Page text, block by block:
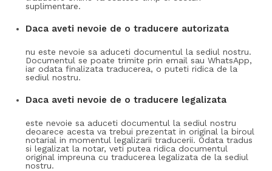
suplimentare.
Daca aveti nevoie de o traducere autorizata
nu este nevoie sa aduceti documentul la sediul nostru.
Documentul se poate trimite prin email sau WhatsApp,
iar odata finalizata traducerea, o puteti ridica de la
sediul nostru.
Daca aveti nevoie de o traducere legalizata
este nevoie sa aduceti documentul la sediul nostru
deoarece acesta va trebui prezentat in original la biroul
notarial in momentul legalizarii traducerii. Odata tradus
si legalizat la notar, veti putea ridica documentul
original impreuna cu traducerea legalizata de la sediul
nostru.